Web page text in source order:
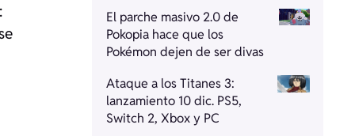
El parche masivo 2.0 de
Pokopia hace que los
Pokémon dejen de ser divas
Ataque a los Titanes 3:
lanzamiento 10 dic. PS5,
Switch 2, Xbox y PC